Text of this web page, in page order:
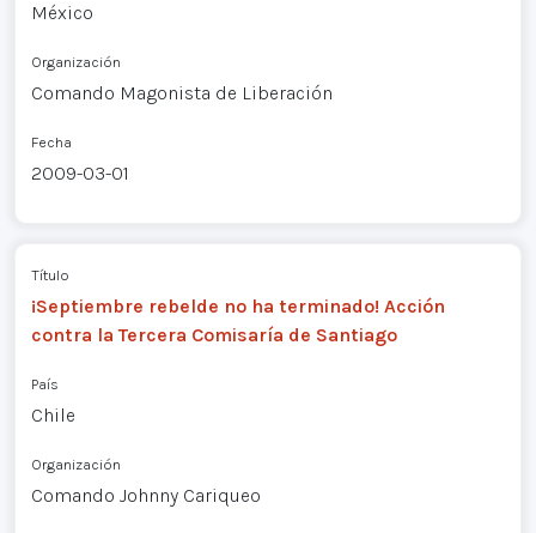
México
Organización
Comando Magonista de Liberación
Fecha
2009-03-01
Título
¡Septiembre rebelde no ha terminado! Acción
contra la Tercera Comisaría de Santiago
País
Chile
Organización
Comando Johnny Cariqueo